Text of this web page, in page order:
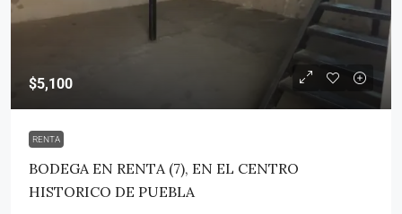
$5,100
RENTA
BODEGA EN RENTA (7), EN EL CENTRO
HISTORICO DE PUEBLA